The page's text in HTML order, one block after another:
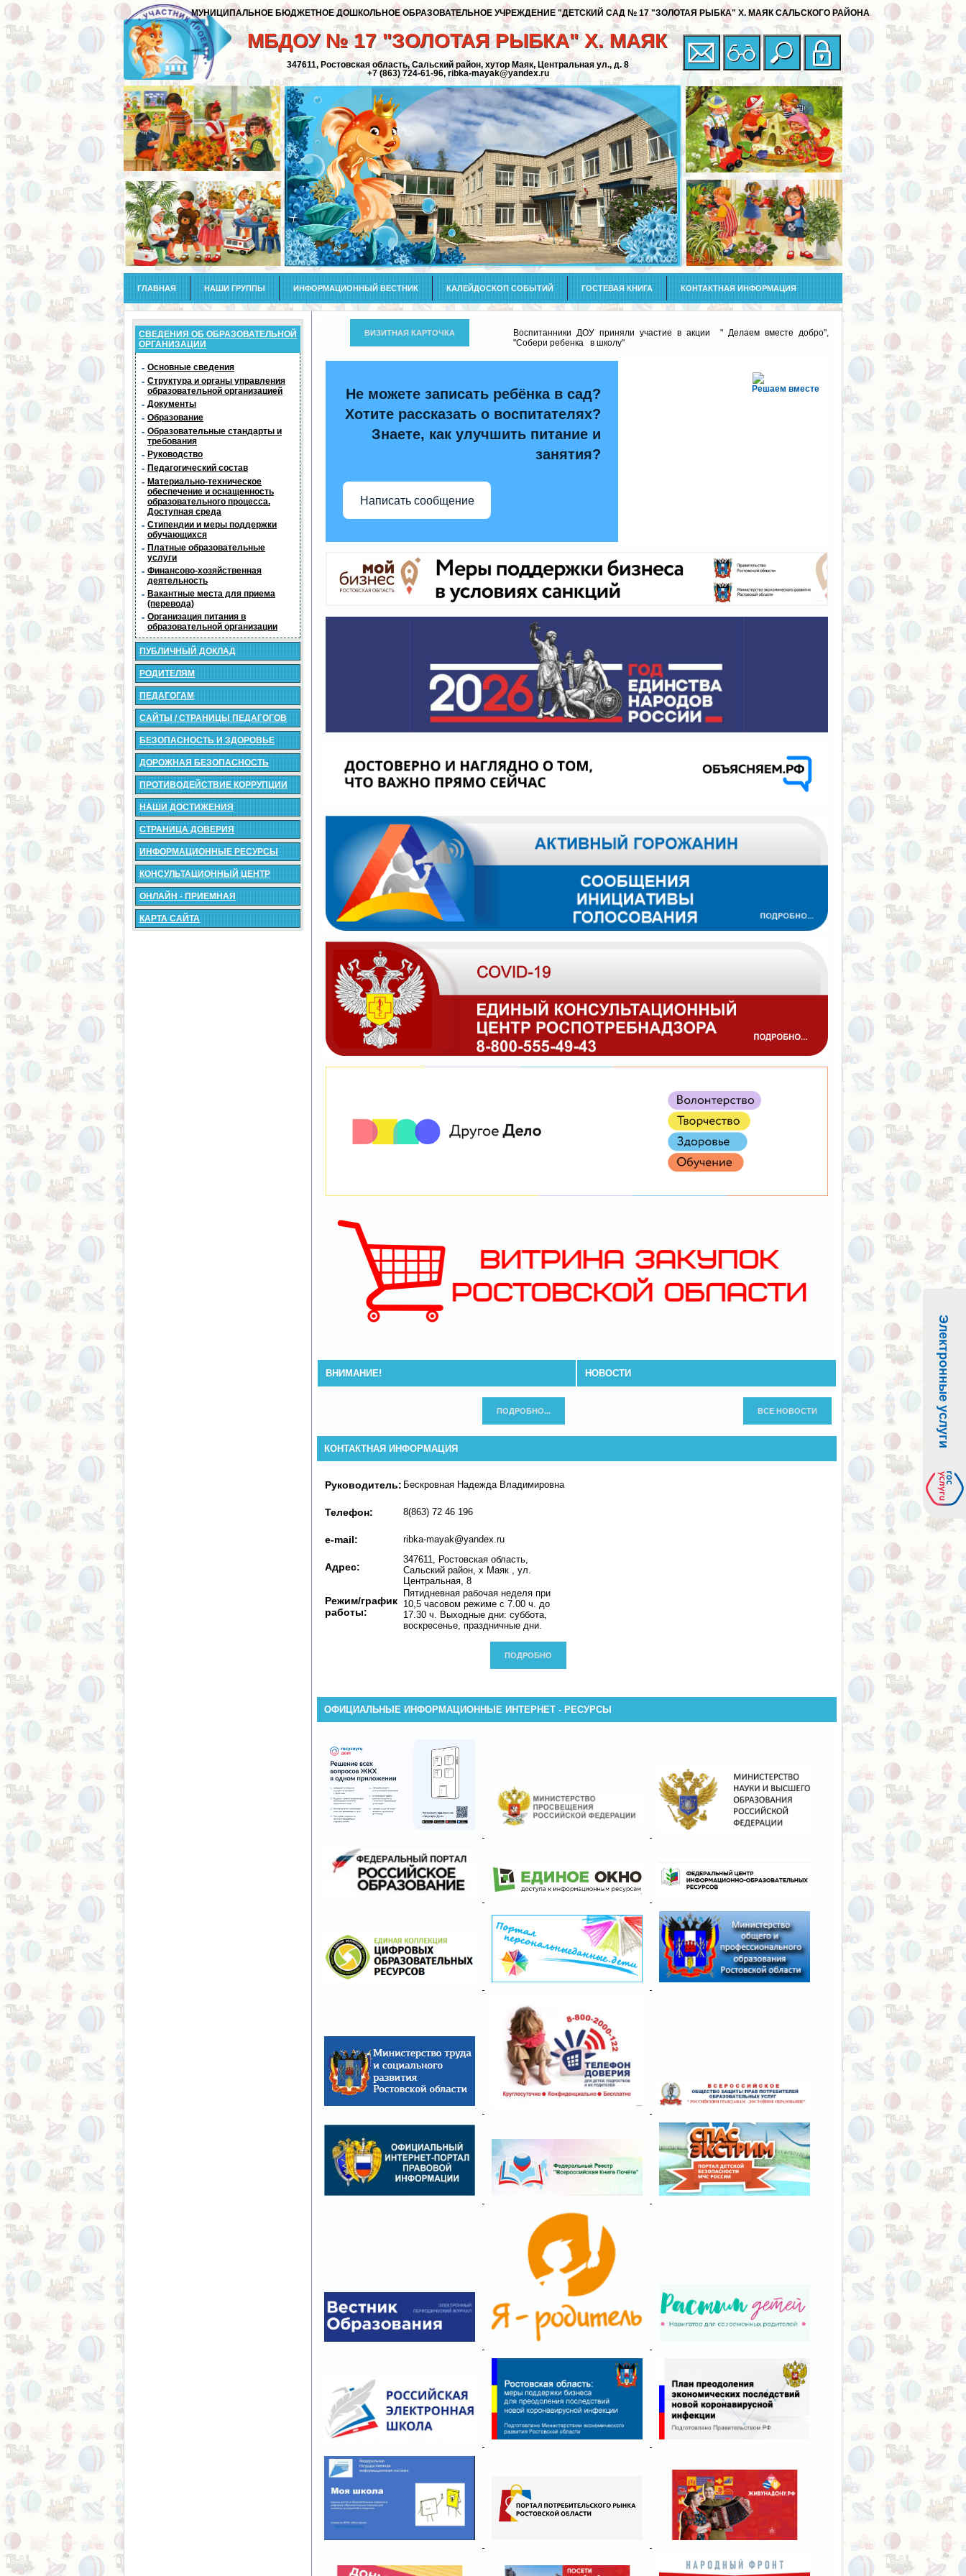
347611, Ростовская область, Сальский район, хутор Маяк, Центральная ул., д. 8
+7 (863) 724-61-96, ribka-mayak@yandex.ru
МБДОУ № 17 "ЗОЛОТАЯ РЫБКА" Х. МАЯК
МУНИЦИПАЛЬНОЕ БЮДЖЕТНОЕ ДОШКОЛЬНОЕ ОБРАЗОВАТЕЛЬНОЕ УЧРЕЖДЕНИЕ "ДЕТСКИЙ САД № 17 "ЗОЛОТАЯ РЫБКА" Х. МАЯК САЛЬСКОГО РАЙОНА
ГЛАВНАЯ НАШИ ГРУППЫ ИНФОРМАЦИОННЫЙ ВЕСТНИК КАЛЕЙДОСКОП СОБЫТИЙ ГОСТЕВАЯ КНИГА КОНТАКТНАЯ ИНФОРМАЦИЯ
СВЕДЕНИЯ ОБ ОБРАЗОВАТЕЛЬНОЙ
ОРГАНИЗАЦИИ
- Основные сведения
- Структура и органы управления
образовательной организацией
- Документы
- Образование
- Образовательные стандарты и
требования
- Руководство
- Педагогический состав
- Материально-техническое
обеспечение и оснащенность
образовательного процесса.
Доступная среда
- Стипендии и меры поддержки
обучающихся
- Платные образовательные
услуги
- Финансово-хозяйственная
деятельность
- Вакантные места для приема
(перевода)
- Организация питания в
образовательной организации
ПУБЛИЧНЫЙ ДОКЛАД
РОДИТЕЛЯМ
ПЕДАГОГАМ
САЙТЫ / СТРАНИЦЫ ПЕДАГОГОВ
БЕЗОПАСНОСТЬ И ЗДОРОВЬЕ
ДОРОЖНАЯ БЕЗОПАСНОСТЬ
ПРОТИВОДЕЙСТВИЕ КОРРУПЦИИ
НАШИ ДОСТИЖЕНИЯ
СТРАНИЦА ДОВЕРИЯ
ИНФОРМАЦИОННЫЕ РЕСУРСЫ
КОНСУЛЬТАЦИОННЫЙ ЦЕНТР
ОНЛАЙН - ПРИЕМНАЯ
КАРТА САЙТА
ВИЗИТНАЯ КАРТОЧКА
Воспитанники ДОУ приняли участие в акции " Делаем вместе добро",
"Собери ребенка в школу"
Решаем вместе
Не можете записать ребёнка в сад?
Хотите рассказать о воспитателях?
Знаете, как улучшить питание и
занятия?
Написать сообщение
ВНИМАНИЕ!
ПОДРОБНО...
НОВОСТИ
ВСЕ НОВОСТИ
КОНТАКТНАЯ ИНФОРМАЦИЯ
Руководитель: Бескровная Надежда Владимировна
Телефон: 8(863) 72 46 196
e-mail: ribka-mayak@yandex.ru
Адрес:
347611, Ростовская область,
Сальский район, х Маяк , ул.
Центральная, 8
Режим/график
работы:
Пятидневная рабочая неделя при
10,5 часовом режиме с 7.00 ч. до
17.30 ч. Выходные дни: суббота,
воскресенье, праздничные дни.
ПОДРОБНО
ОФИЦИАЛЬНЫЕ ИНФОРМАЦИОННЫЕ ИНТЕРНЕТ - РЕСУРСЫ
Электронные услуги